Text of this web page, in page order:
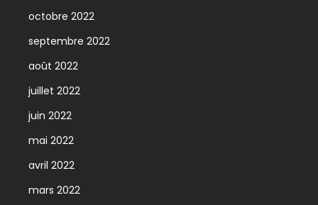
octobre 2022
septembre 2022
août 2022
juillet 2022
juin 2022
mai 2022
avril 2022
mars 2022